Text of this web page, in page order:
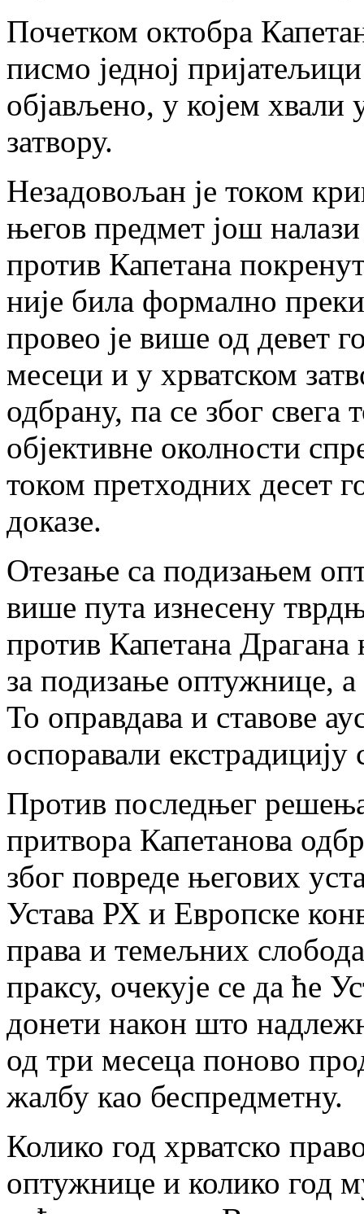
Почетком октобра
писмо једној
објављено, у којем хвали
затвору.
Незадовољан је током
његов предмет још
против Капетана
није била формално
провео је више од девет
месеци и у хрватском
одбрану, па се због свега
објективне околности
током претходних десет
доказе.
Отезање са подизањем
више пута изнесену
против Капетана
за подизање оптужнице, а
То оправдава и ставове
оспоравали
Против последњег
притвора Капетанова
због повреде његових
Устава РХ и Европске
права и темељних
праксу, очекује се да ће
донети након што
од три месеца поново
жалбу као беспредметну.
Колико год хрватско
оптужнице и колико год